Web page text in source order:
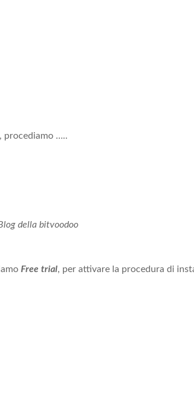
procediamo …..
della bitvoodoo
Free trial, per attivare la procedura di